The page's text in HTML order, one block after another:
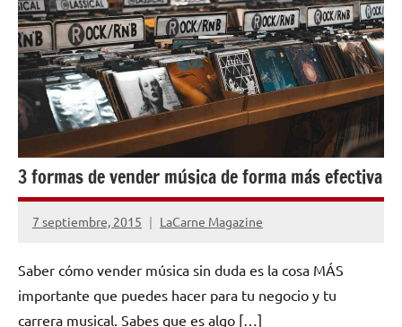
MÚSICOS
3 formas de vender música de forma más efectiva
7 septiembre, 2015 LaCarne Magazine
No
comentarios
Saber cómo vender música sin duda es la cosa MÁS
importante que puedes hacer para tu negocio y tu
carrera musical. Sabes que es algo […]